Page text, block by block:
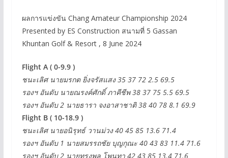
ผลการแข่งขัน Chang Amateur Championship 2024
Presented by ES Construction สนามที่ 5 Gassan
Khuntan Golf & Resort , 8 June 2024
Flight A ( 0-9.9 )
ชนะเลิศ นายมรกต ยิ่งจรัสแสง 35 37 72 2.5 69.5
รองฯ อันดับ นายณรงค์ศักดิ์ ภาคีชีพ 38 37 75 5.5 69.5
รองฯ อันดับ 2 นายธารา จงอาสาชาติ 38 40 78 8.1 69.9
Flight B ( 10-18.9 )
ชนะเลิศ นายอนิรุทธ์ วานม่วง 40 45 85 13.6 71.4
รองฯ อันดับ 1 นายสมรรถ​ชัย​ บุญ​กุ​ณะ 40 43 83 11.4 71.6
รองฯ อันดับ 2 นายทรงพล โพนทา 42 43 85 13.4 71.6